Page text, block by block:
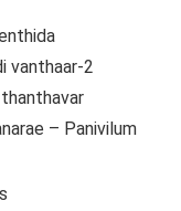
vanthaar-2
– Panivilum